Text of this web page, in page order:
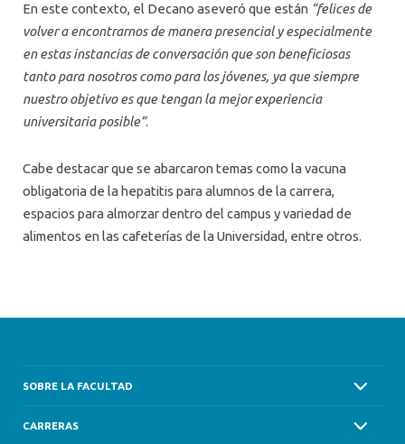
En este contexto, el Decano aseveró que están “felices de
volver a encontrarnos de manera presencial y especialmente
en estas instancias de conversación que son beneficiosas
tanto para nosotros como para los jóvenes, ya que siempre
nuestro objetivo es que tengan la mejor experiencia
universitaria posible”.
Cabe destacar que se abarcaron temas como la vacuna
obligatoria de la hepatitis para alumnos de la carrera,
espacios para almorzar dentro del campus y variedad de
alimentos en las cafeterías de la Universidad, entre otros.
SOBRE LA FACULTAD
CARRERAS